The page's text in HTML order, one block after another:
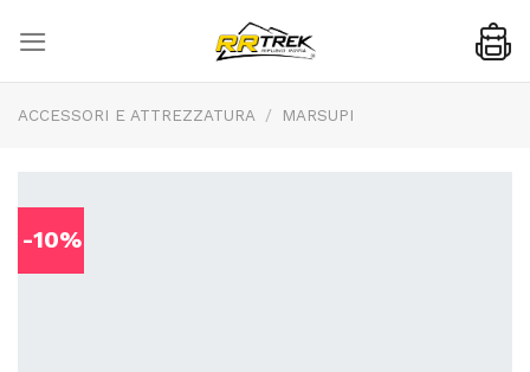
content
ACCESSORI E ATTREZZATURA / MARSUPI
-10%